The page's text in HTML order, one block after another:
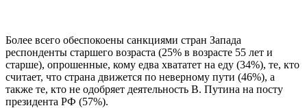
Более всего обеспокоены санкциями стран Запада
респонденты старшего возраста (25% в возрасте 55 лет и
старше), опрошенные, кому едва хвататет на еду (34%), те, кто
считает, что страна движется по неверному пути (46%), а
также те, кто не одобряет деятельность В. Путина на посту
президента РФ (57%).